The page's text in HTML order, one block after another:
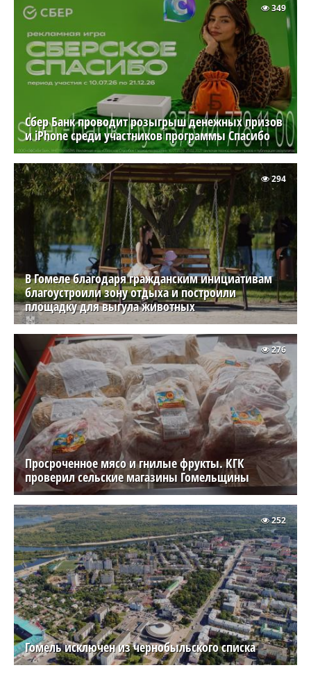
Сбер Банк проводит розыгрыш денежных призов
и iPhone среди участников программы Спасибо
349
В Гомеле благодаря гражданским инициативам
благоустроили зону отдыха и построили
площадку для выгула животных
294
Просроченное мясо и гнилые фрукты. КГК
проверил сельские магазины Гомельщины
276
Гомель исключен из чернобыльского списка
252